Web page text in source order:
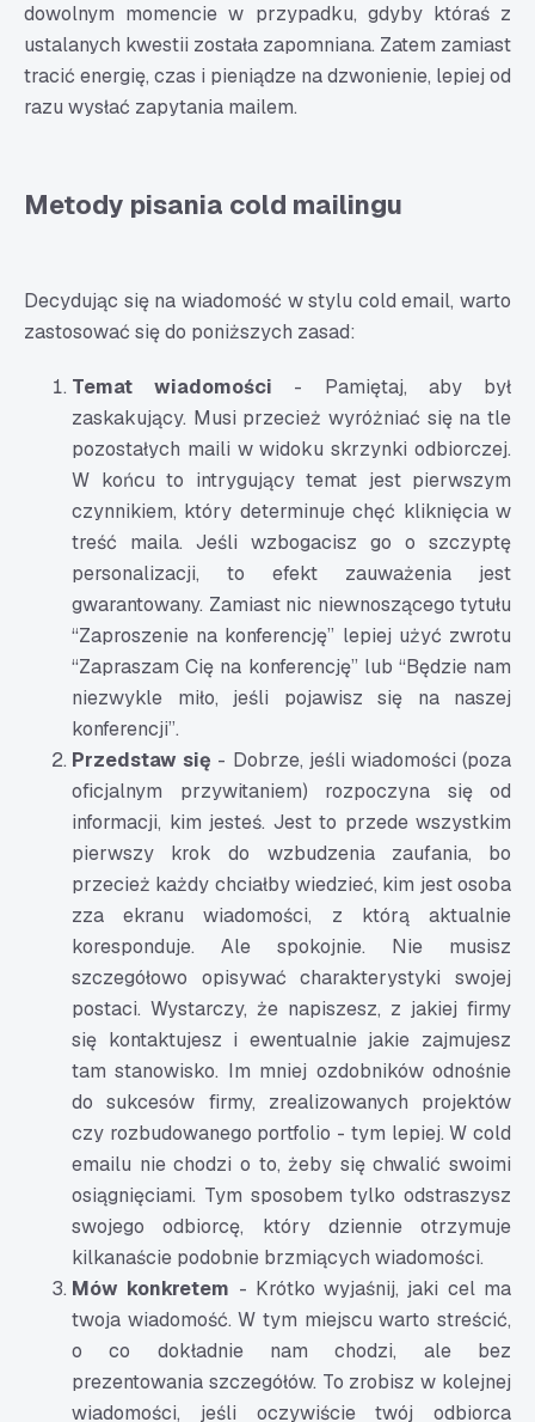
dowolnym momencie w przypadku, gdyby któraś z
ustalanych kwestii została zapomniana. Zatem zamiast
tracić energię, czas i pieniądze na dzwonienie, lepiej od
razu wysłać zapytania mailem.
Metody pisania cold mailingu
Decydując się na wiadomość w stylu cold email, warto
zastosować się do poniższych zasad:
Temat wiadomości - Pamiętaj, aby był
zaskakujący. Musi przecież wyróżniać się na tle
pozostałych maili w widoku skrzynki odbiorczej.
W końcu to intrygujący temat jest pierwszym
czynnikiem, który determinuje chęć kliknięcia w
treść maila. Jeśli wzbogacisz go o szczyptę
personalizacji, to efekt zauważenia jest
gwarantowany. Zamiast nic niewnoszącego tytułu
“Zaproszenie na konferencję” lepiej użyć zwrotu
“Zapraszam Cię na konferencję” lub “Będzie nam
niezwykle miło, jeśli pojawisz się na naszej
konferencji”.
Przedstaw się - Dobrze, jeśli wiadomości (poza
oficjalnym przywitaniem) rozpoczyna się od
informacji, kim jesteś. Jest to przede wszystkim
pierwszy krok do wzbudzenia zaufania, bo
przecież każdy chciałby wiedzieć, kim jest osoba
zza ekranu wiadomości, z którą aktualnie
koresponduje. Ale spokojnie. Nie musisz
szczegółowo opisywać charakterystyki swojej
postaci. Wystarczy, że napiszesz, z jakiej firmy
się kontaktujesz i ewentualnie jakie zajmujesz
tam stanowisko. Im mniej ozdobników odnośnie
do sukcesów firmy, zrealizowanych projektów
czy rozbudowanego portfolio - tym lepiej. W cold
emailu nie chodzi o to, żeby się chwalić swoimi
osiągnięciami. Tym sposobem tylko odstraszysz
swojego odbiorcę, który dziennie otrzymuje
kilkanaście podobnie brzmiących wiadomości.
Mów konkretem - Krótko wyjaśnij, jaki cel ma
twoja wiadomość. W tym miejscu warto streścić,
o co dokładnie nam chodzi, ale bez
prezentowania szczegółów. To zrobisz w kolejnej
wiadomości, jeśli oczywiście twój odbiorca